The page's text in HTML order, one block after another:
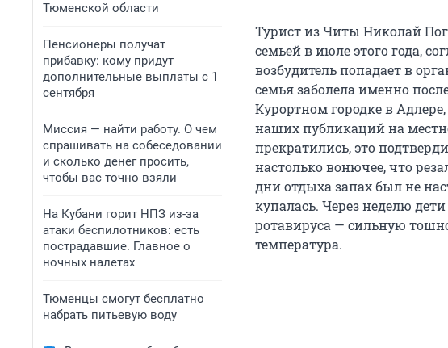
Тюменской области
Пенсионеры получат
прибавку: кому придут
дополнительные выплаты с 1
сентября
Миссия — найти работу. О чем
спрашивать на собеседовании
и сколько денег просить,
чтобы вас точно взяли
На Кубани горит НПЗ из-за
атаки беспилотников: есть
пострадавшие. Главное о
ночных налетах
Тюменцы смогут бесплатно
набрать питьевую воду
Турист из Читы Николай
семьей в июле этого года,
возбудитель попадает в
семья заболела именно
Курортном городке в Адлере,
наших публикаций на
прекратились, это
настолько вонючее, что
дни отдыха запах был не
купалась. Через неделю
ротавируса — сильную
температура.